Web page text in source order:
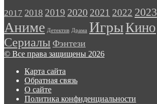
2017 2018 2019 2020 2021 2022 2023
Аниме Детектив Драма ИгрыКино
Сериалы Фэнтези
© Все права защищены 2026
Карта сайта
Обратная связь
О сайте
Политика конфиденциальности